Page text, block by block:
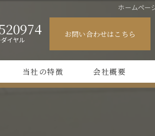
ホームペー
イヤル
お問い合わせはこちら
当社の特徴 会社概要